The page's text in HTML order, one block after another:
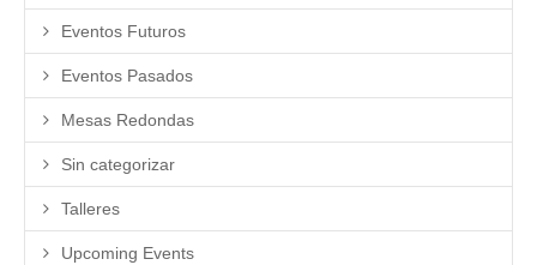
Eventos Futuros
Eventos Pasados
Mesas Redondas
Sin categorizar
Talleres
Upcoming Events